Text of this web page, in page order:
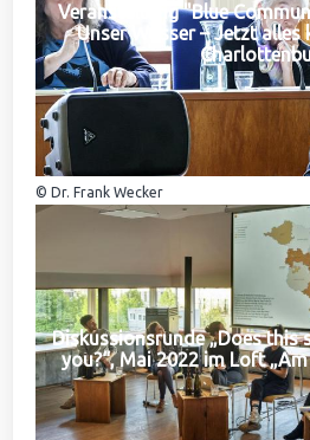
Veranstaltung "Blue
Unser Wasser – Jetzt alles
© Dr. Frank Wecker
Diskussionsrunde „Does this
you?“, Mai 2022 im Loft